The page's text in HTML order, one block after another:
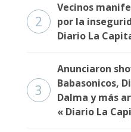
2
Vecinos
por la
Diario La
3
Anunciaron
Babasonicos,
Dalma y más
« Diario La